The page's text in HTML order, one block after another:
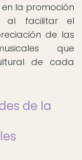
la promoción
al facilitar el
de las
que
de cada
de la